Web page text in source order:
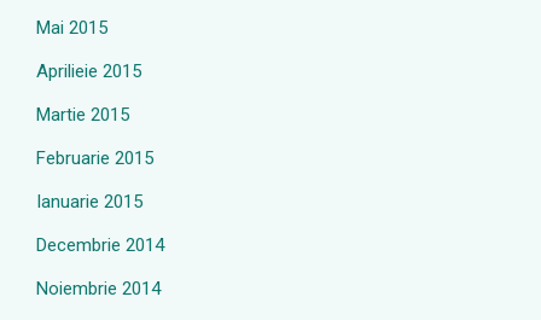
Mai 2015
Aprilieie 2015
Martie 2015
Februarie 2015
Ianuarie 2015
Decembrie 2014
Noiembrie 2014